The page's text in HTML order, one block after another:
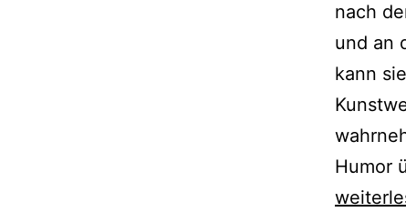
nach
und an
kann
Humor
Die